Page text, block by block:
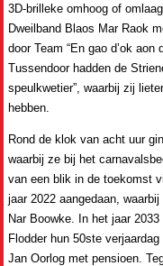
3D-brilleke omhoog of
Dweilband Blaos Mar Raok
door Team “En gao d’ok aon
Tussendoor hadden de
speulkwetier”, waarbij zij
hebben.
Rond de klok van acht uur
waarbij ze bij het
van een blik in de toekomst
jaar 2022 aangedaan,
Nar Boowke. In het jaar
Flodder hun 50ste
Jan Oorlog met pensioen.